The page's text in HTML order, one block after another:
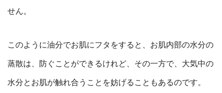
せん。
このように油分でお肌にフタをすると、お肌内部の水分の
蒸散は、防ぐことができるけれど、その一方で、大気中の
水分とお肌が触れ合うことを妨げることもあるのです。